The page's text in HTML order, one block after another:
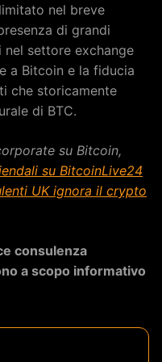
nel breve
di grandi
settore exchange
a Bitcoin e la fiducia
che storicamente
di BTC.
su Bitcoin,
su BitcoinLive24
UK ignora il crypto
consulenza
a scopo informativo